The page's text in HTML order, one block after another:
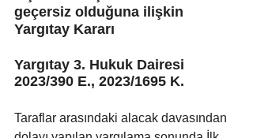
geçersiz olduğuna ilişkin
Yargıtay Kararı
Yargıtay 3. Hukuk Dairesi
2023/390 E., 2023/1695 K.
Taraflar arasındaki alacak davasından